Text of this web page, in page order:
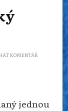
KOMENTÁŘ
jednou